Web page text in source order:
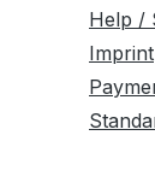
Help /
Imprint